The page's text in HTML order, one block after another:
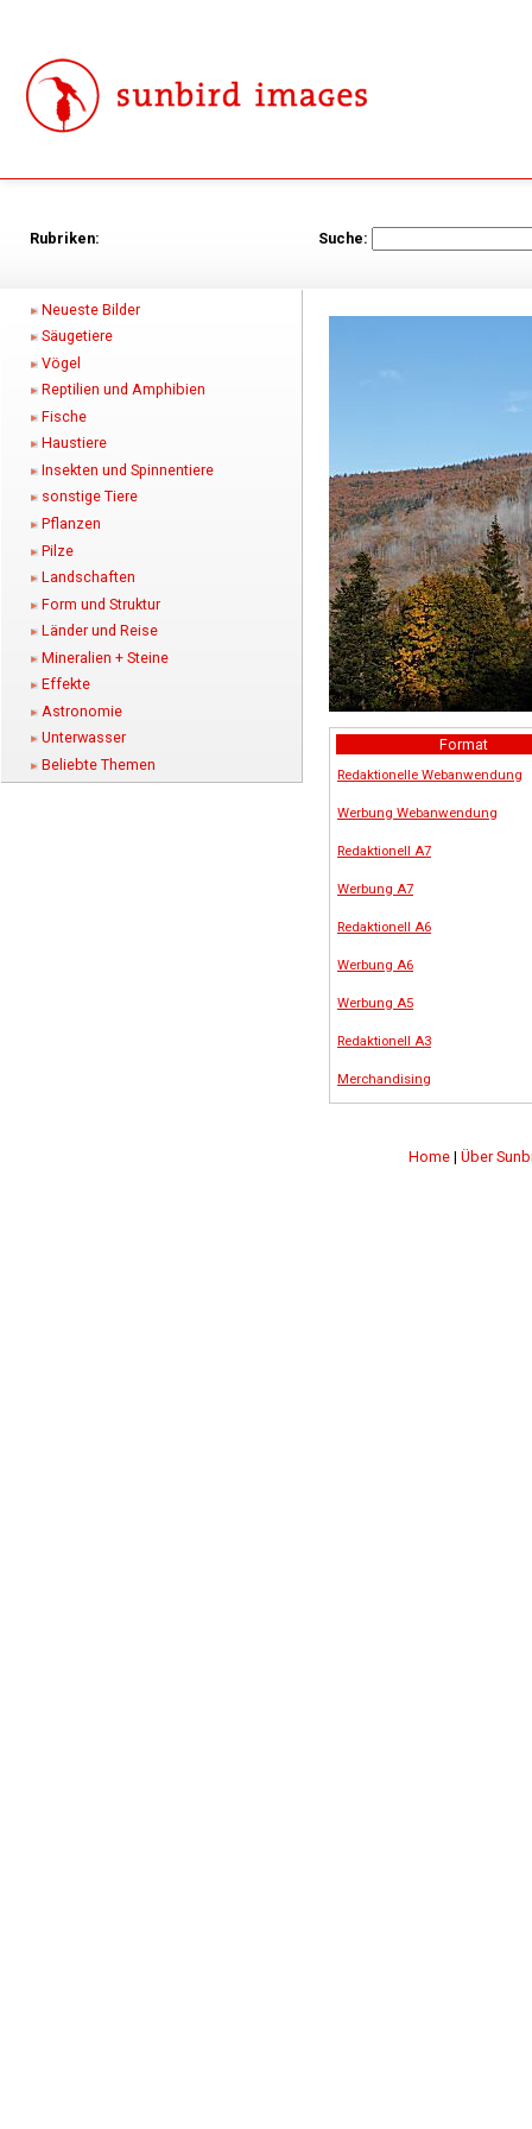
Rubriken: Suche:
Neueste Bilder
Säugetiere
Vögel
Reptilien und Amphibien
Fische
Haustiere
Insekten und Spinnentiere
sonstige Tiere
Pflanzen
Pilze
Landschaften
Form und Struktur
Länder und Reise
Mineralien + Steine
Effekte
Astronomie
Unterwasser
Beliebte Themen
Format
Redaktionelle Webanwendung
Werbung Webanwendung
Redaktionell A7
Werbung A7
Redaktionell A6
Werbung A6
Werbung A5
Redaktionell A3
Merchandising
Home | Über